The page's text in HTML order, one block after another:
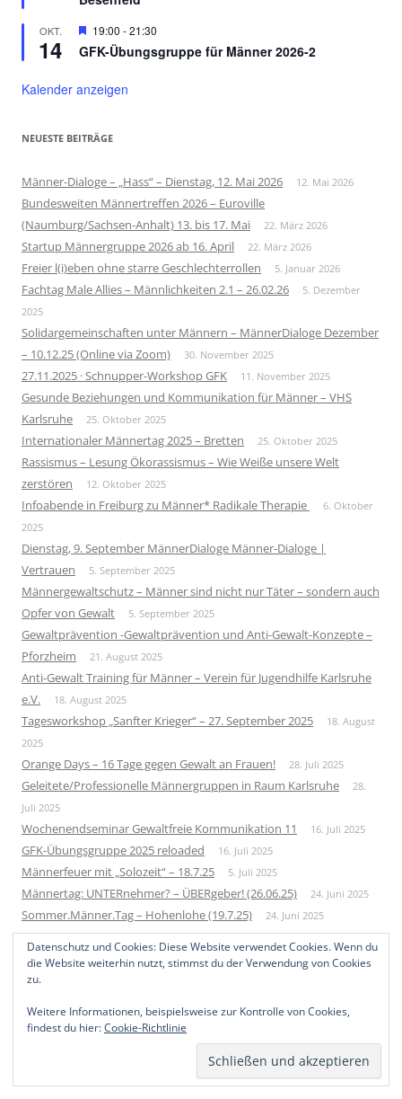
OKT.
14
Hervorgehoben
19:00 -21:30
GFK-Übungsgruppe für Männer 2026-2
Kalender anzeigen
NEUESTE BEITRÄGE
Männer-Dialoge – „Hass“ – Dienstag, 12. Mai 2026 12. Mai 2026
Bundesweiten Männertreffen 2026 – Euroville
(Naumburg/Sachsen-Anhalt) 13. bis 17. Mai
22. März 2026
Startup Männergruppe 2026 ab 16. April 22. März 2026
Freier l(i)eben ohne starre Geschlechterrollen 5. Januar 2026
Fachtag Male Allies – Männlichkeiten 2.1 – 26.02.26
5. Dezember
2025
Solidargemeinschaften unter Männern – MännerDialoge Dezember
– 10.12.25 (Online via Zoom)
30. November 2025
27.11.2025 · Schnupper-Workshop GFK 11. November 2025
Gesunde Beziehungen und Kommunikation für Männer – VHS
Karlsruhe
25. Oktober 2025
Internationaler Männertag 2025 – Bretten 25. Oktober 2025
Rassismus – Lesung Ökorassismus – Wie Weiße unsere Welt
zerstören
12. Oktober 2025
Infoabende in Freiburg zu Männer* Radikale Therapie
6. Oktober
2025
Dienstag, 9. September MännerDialoge Männer-Dialoge |
Vertrauen
5. September 2025
Männergewaltschutz – Männer sind nicht nur Täter – sondern auch
Opfer von Gewalt
5. September 2025
Gewaltprävention -Gewaltprävention und Anti-Gewalt-Konzepte –
Pforzheim
21. August 2025
Anti-Gewalt Training für Männer – Verein für Jugendhilfe Karlsruhe
e.V.
18. August 2025
Tagesworkshop „Sanfter Krieger“ – 27. September 2025
18. August
2025
Orange Days – 16 Tage gegen Gewalt an Frauen! 28. Juli 2025
Geleitete/Professionelle Männergruppen in Raum Karlsruhe
28.
Juli 2025
Wochenendseminar Gewaltfreie Kommunikation 11 16. Juli 2025
GFK-Übungsgruppe 2025 reloaded 16. Juli 2025
Männerfeuer mit „Solozeit“ – 18.7.25 5. Juli 2025
Männertag: UNTERnehmer? – ÜBERgeber! (26.06.25) 24. Juni 2025
Sommer.Männer.Tag – Hohenlohe (19.7.25) 24. Juni 2025
Neue Männergruppe – Startup 2026 1. Juni 2025
Bundesweites Männertreffen 2025 10. Mai 2025
Mit Stolz präsentiert von WordPress
Datenschutz und Cookies: Diese Website verwendet Cookies. Wenn du
die Website weiterhin nutzt, stimmst du der Verwendung von Cookies
zu.
Weitere Informationen, beispielsweise zur Kontrolle von Cookies,
findest du hier:Cookie-Richtlinie